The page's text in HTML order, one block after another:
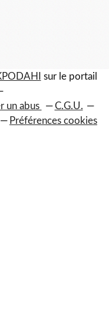
sur le portail
un abus
C.G.U.
Préférences cookies